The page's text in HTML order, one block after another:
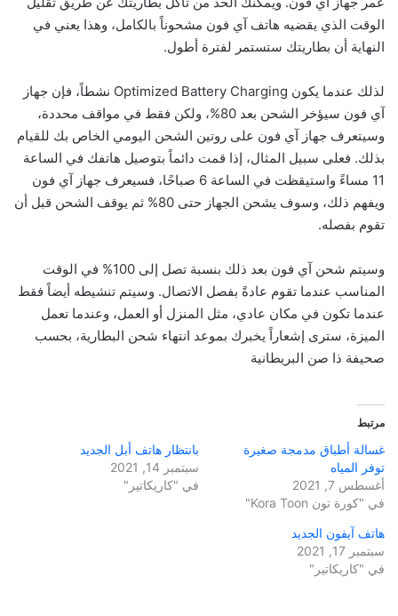
الوقت الذي يقضيه هاتف آي فون مشحوناً بالكامل، وهذا يعني في
النهاية أن بطاريتك ستستمر لفترة أطول.
لذلك عندما يكون Optimized Battery Charging نشطاً، فإن جهاز
آي فون سيؤخر الشحن بعد 80%، ولكن فقط في مواقف محددة،
وسيتعرف جهاز آي فون على روتين الشحن اليومي الخاص بك للقيام
بذلك. فعلى سبيل المثال، إذا قمت دائماً بتوصيل هاتفك في الساعة
11 مساءً واستيقظت في الساعة 6 صباحًا، فسيعرف جهاز آي فون
ويفهم ذلك، وسوف يشحن الجهاز حتى 80% ثم يوقف الشحن قبل أن
تقوم بفصله.
وسيتم شحن آي فون بعد ذلك بنسبة تصل إلى 100% في الوقت
المناسب عندما تقوم عادةً بفصل الاتصال. وسيتم تنشيطه أيضاً فقط
عندما تكون في مكان عادي، مثل المنزل أو العمل، وعندما تعمل
الميزة، سترى إشعاراً يخبرك بموعد انتهاء شحن البطارية، بحسب
صحيفة ذا صن البريطانية
مرتبط
غسالة أطباق مدمجة صغيرة
توفر المياه
أغسطس 7, 2021
في "كورة تون Kora Toon"
بانتظار هاتف أبل الجديد
سبتمبر 14, 2021
في "كاريكاتير"
هاتف آيفون الجديد
سبتمبر 17, 2021
في "كاريكاتير"